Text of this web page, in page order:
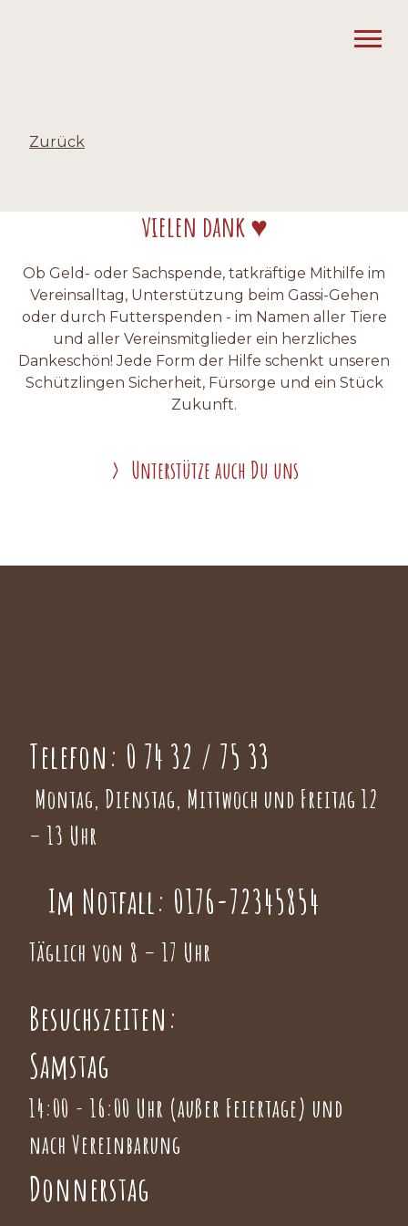
Zurück
vielen dank ♥
Ob Geld- oder Sachspende, tatkräftige Mithilfe im
Vereinsalltag, Unterstützung beim Gassi-Gehen
oder durch Futterspenden - im Namen aller Tiere
und aller Vereinsmitglieder ein herzliches
Dankeschön! Jede Form der Hilfe schenkt unseren
Schützlingen Sicherheit, Fürsorge und ein Stück
Zukunft.
Unterstütze auch Du uns
Telefon: 0 74 32 / 75 33
Montag, Dienstag, Mittwoch und Freitag 12
– 13 Uhr
Im Notfall: 0176-72345854
Täglich von 8 – 17 Uhr
Besuchszeiten:
Samstag
14:00 - 16:00 Uhr (außer Feiertage) und
nach Vereinbarung
Donnerstag